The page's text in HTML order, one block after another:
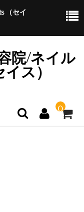
（セイ
院/ネイル
ス）
0